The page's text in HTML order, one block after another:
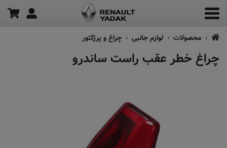
محصولات لوازم جانبی چراغ و پرژکتور
چراغ خطر عقب راست ساندرو